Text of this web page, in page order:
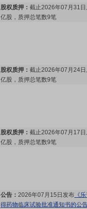
股权质押： 截止2026年07月31
亿股，质押总笔数9笔
股权质押： 截止2026年07月24
亿股，质押总笔数9笔
股权质押： 截止2026年07月17
亿股，质押总笔数9笔
公告： 2026年07月15日发布 《
得药物临床试验批准通知书的公